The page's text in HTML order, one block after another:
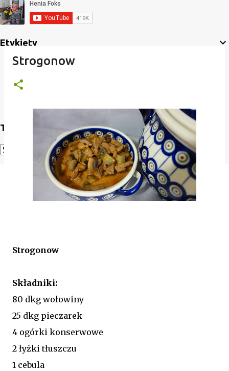
Etykiety
Translate
Powered by Translate
Strogonow
Strogonow
Składniki:
80 dkg wołowiny
25 dkg pieczarek
4 ogórki konserwowe
2 łyżki tłuszczu
1 cebula